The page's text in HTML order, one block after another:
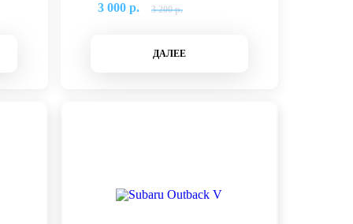
3 000 р. 3 200 р.
ДАЛЕЕ